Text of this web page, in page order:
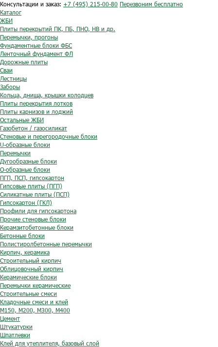
Консультации и заказ: +7 (495) 215-00-80 Перезвоним бесплатно
Каталог
ЖБИ
Плиты перекрытий ПК, ПБ, ПНО, НВ и др.
Перемычки, прогоны
Фундаментные блоки ФБС
Ленточный фундамент ФЛ
Дорожные плиты
Сваи
Лестницы
Заборы
Кольца, днища, крышки колодцев
Плиты перекрытия лотков
Плиты карнизов и лоджий
Остальные ЖБИ
Газобетон / газосиликат
Стеновые и перегородочные блоки
U-образные блоки
Перемычки
Дугообразные блоки
O-образные блоки
ПГП, ПСП, гипсокартон
Гипсовые плиты (ПГП)
Силикатные плиты (ПСП)
Гипсокартон (ГКЛ)
Профили для гипсокартона
Прочие стеновые блоки
Керамзитобетонные блоки
Бетонные блоки
Полистиролбетонные перемычки
Кирпич, керамика
Строительный кирпич
Облицовочный кирпич
Керамические блоки
Перемычки керамические
Строительные смеси
Кладочные смеси и клей
М150, М200, М300, М400
Цемент
Штукатурки
Шпатлевки
Клей для утеплителя, базовый слой